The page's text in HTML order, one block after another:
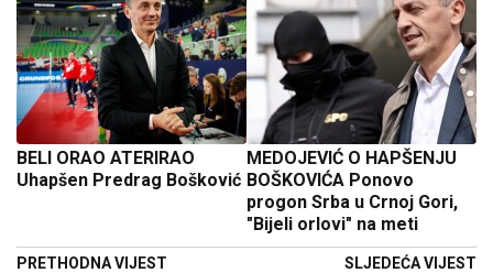
BELI ORAO ATERIRAO
Uhapšen Predrag Bošković
PRETHODNA VIJEST
MEDOJEVIĆ O HAPŠENJU
BOŠKOVIĆA Ponovo
progon Srba u Crnoj Gori,
"Bijeli orlovi" na meti
SLJEDEĆA VIJEST